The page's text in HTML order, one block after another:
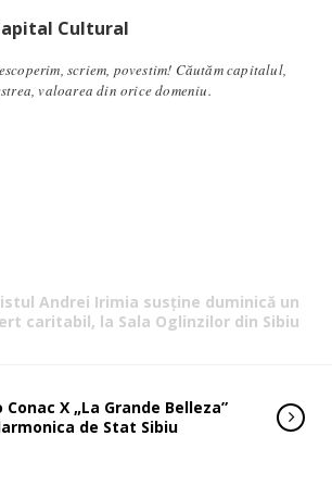
Cultural
scriem, povestim! Căutăm capitalul,
valoarea din orice domeniu.
Andrei Irimia susține duminică un
caritabil, la Sala Oglinzilor din Sibiu
Conac X „La Grande Belleza”
de Stat Sibiu